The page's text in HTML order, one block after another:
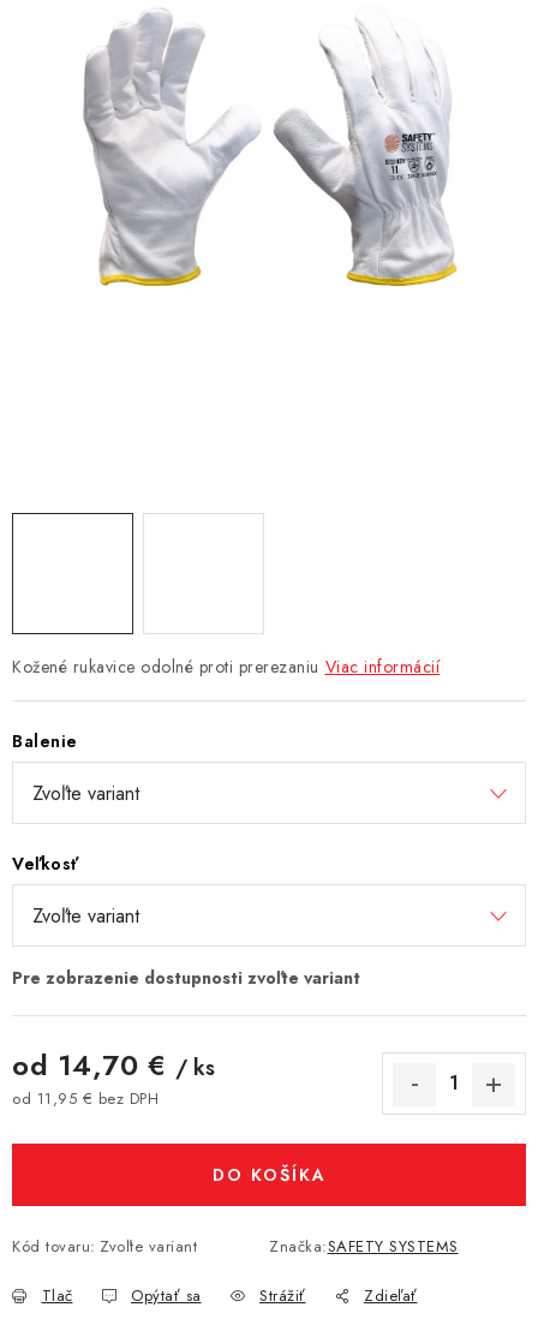
% OUTLET
Predajne Kontakt Chránená dielňa
Pre firmy
Doprava, platba a zľavy
Potlač lôg
Formulár na výmenu tovaru
Reklamačný poriadok
Akcie v predajniach
Formulár na vrátenie tovaru /odstúpenie od zmluvy
Kožené rukavice odolné proti prerezaniu Viac informácií
Balenie
Veľkosť
od 14,70 € / ks
od 11,95 € bez DPH
DO KOŠÍKA
Kód tovaru: Zvoľte variant Značka:SAFETY SYSTEMS
Tlač Opýtať sa Strážiť Zdieľať